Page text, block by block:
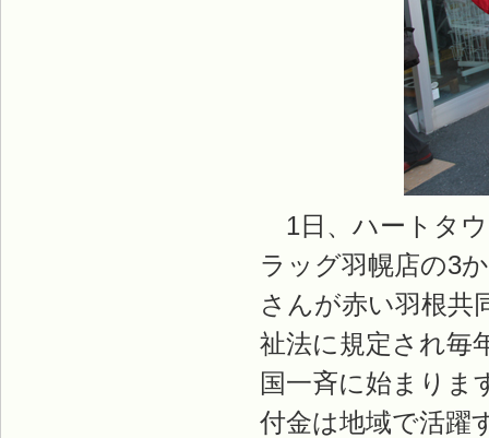
1日、ハートタ
ラッグ羽幌店の3
さんが赤い羽根共
祉法に規定され毎
国一斉に始まりま
付金は地域で活躍